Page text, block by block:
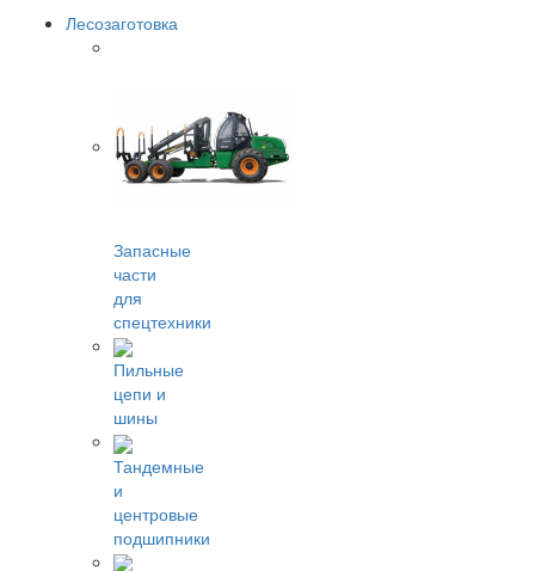
Лесозаготовка
Запасные
части
для
спецтехники
Пильные
цепи и
шины
Тандемные
и
центровые
подшипники